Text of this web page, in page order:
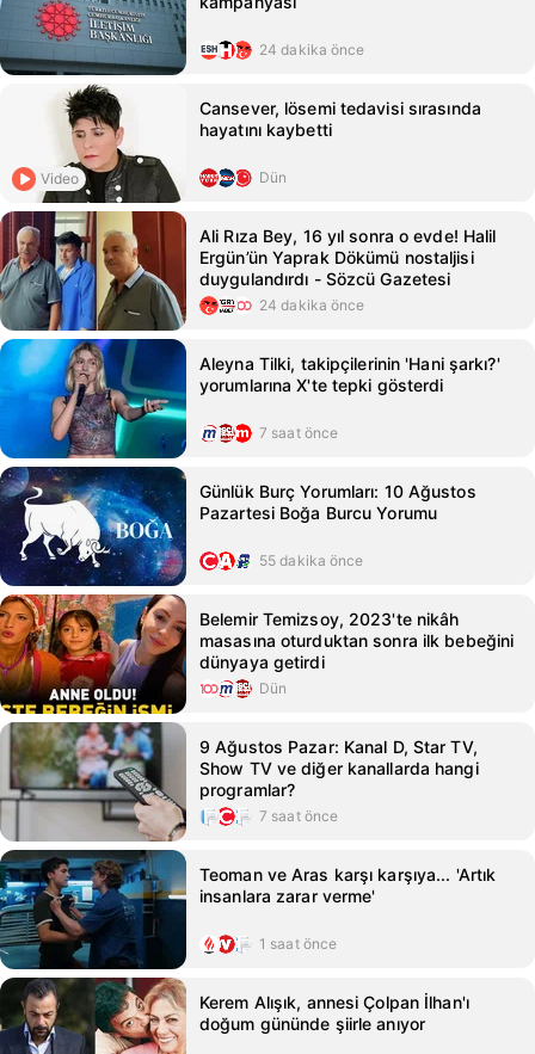
24 dakika önce
Video
Cansever, lösemi tedavisi sırasında
hayatını kaybetti
Dün
Ali Rıza Bey, 16 yıl sonra o evde! Halil
Ergün’ün Yaprak Dökümü nostaljisi
duygulandırdı - Sözcü Gazetesi
24 dakika önce
Aleyna Tilki, takipçilerinin 'Hani şarkı?'
yorumlarına X'te tepki gösterdi
7 saat önce
Günlük Burç Yorumları: 10 Ağustos
Pazartesi Boğa Burcu Yorumu
55 dakika önce
Belemir Temizsoy, 2023'te nikâh
masasına oturduktan sonra ilk bebeğini
dünyaya getirdi
Dün
9 Ağustos Pazar: Kanal D, Star TV,
Show TV ve diğer kanallarda hangi
programlar?
7 saat önce
Teoman ve Aras karşı karşıya... 'Artık
insanlara zarar verme'
1 saat önce
Kerem Alışık, annesi Çolpan İlhan'ı
doğum gününde şiirle anıyor